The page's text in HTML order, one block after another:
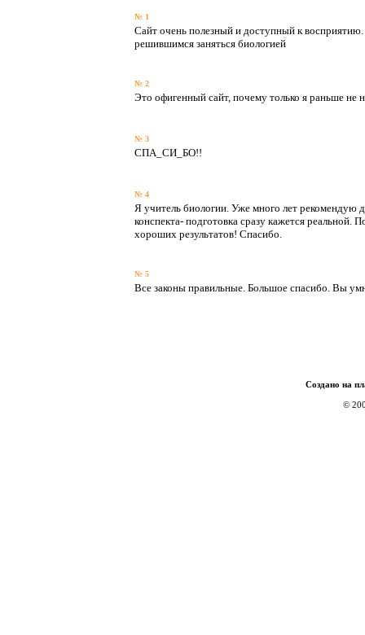
№ 1
Сайт очень полезный и доступный к
решившимся заняться биологией
№ 2
Это офигенный сайт, почему только я раньше не
№ 3
СПА_СИ_БО!!
№ 4
Я учитель биологии. Уже много лет рекомендую
конспекта- подготовка сразу кажется реальной.
хороших результатов! Спасибо.
№ 5
Все законы правильные. Большое спасибо. Вы
Создано на
©